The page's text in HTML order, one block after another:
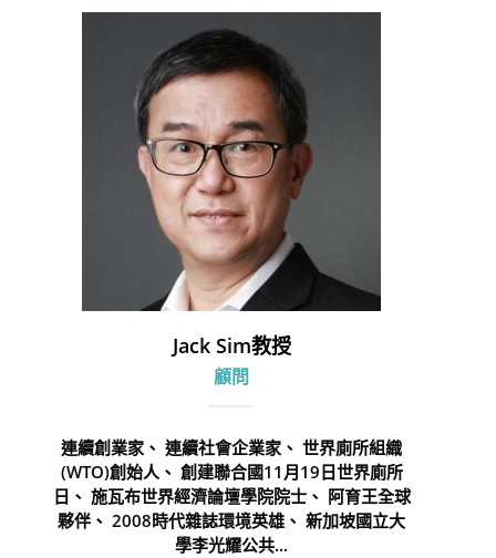
Jack Sim教授
顧問
連續創業家、 連續社會企業家、 世界廁所組織
(WTO)創始人、 創建聯合國11月19日世界廁所
日、 施瓦布世界經濟論壇學院院士、 阿育王全球
夥伴、 2008時代雜誌環境英雄、 新加坡國立大
學李光耀公共...